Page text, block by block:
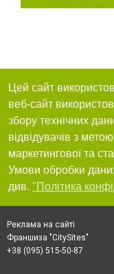
Цей сайт
веб-сайт
збору технічних
відвідувачів з
маркетингової та
Умови обробки
див. "Політика
Реклама на сайті
Франшиза "CitySites"
+38 (095) 515-50-87